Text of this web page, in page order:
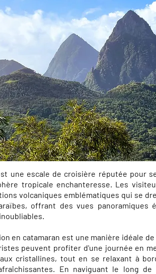
une escale de croisière réputée pour
tropicale enchanteresse. Les
volcaniques emblématiques qui se
offrant des vues panoramiques
en catamaran est une manière idéale
peuvent profiter d'une journée en
cristallines, tout en se relaxant à
En naviguant le long